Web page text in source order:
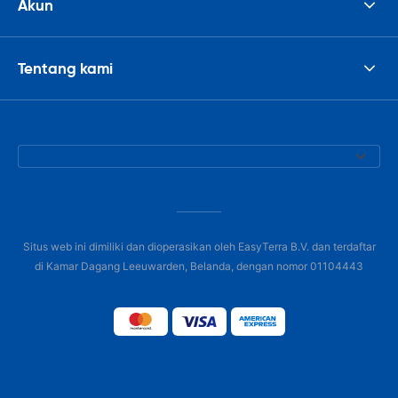
Akun
Tentang kami
Situs web ini dimiliki dan dioperasikan oleh EasyTerra B.V. dan terdaftar
di Kamar Dagang Leeuwarden, Belanda, dengan nomor 01104443